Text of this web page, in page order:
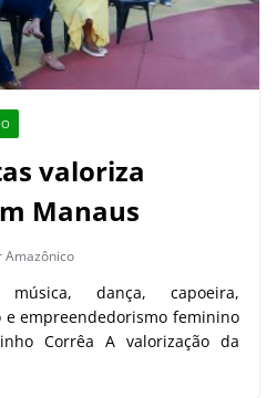
valoriza
Manaus
Amazônico
música, dança, capoeira,
e empreendedorismo feminino
Corrêa A valorização da